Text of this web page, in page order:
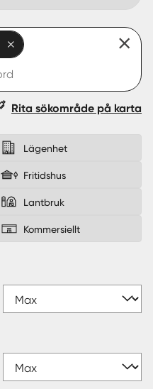
Rita sökområde på karta
Lägenhet
Fritidshus
Lantbruk
Kommersiellt